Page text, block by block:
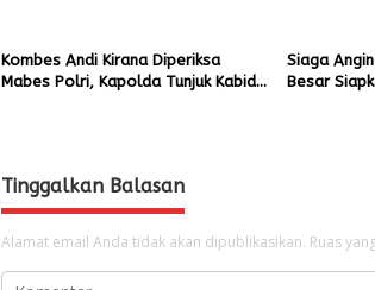
Kombes Andi Kirana Diperiksa
Mabes Polri, Kapolda Tunjuk Kabid
Siaga
Besar
Tinggalkan Balasan
Alamat email Anda tidak akan dipublikasikan. Ruas